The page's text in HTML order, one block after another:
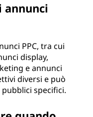
annunci
PPC, tra cui
display,
e annunci
diversi e può
specifici.